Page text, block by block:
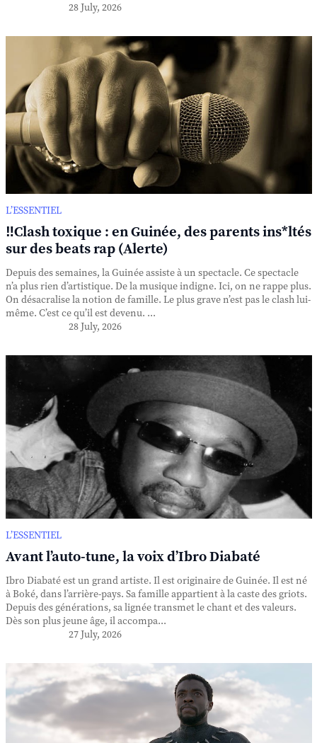
28 July, 2026
L’ESSENTIEL
‼️Clash toxique : en Guinée, des parents ins*ltés
sur des beats rap (Alerte)
Depuis des semaines, la Guinée assiste à un spectacle. Ce spectacle
n’a plus rien d’artistique. De la musique indigne. Ici, on ne rappe plus.
On désacralise la notion de famille. Le plus grave n’est pas le clash lui-
même. C’est ce qu’il est devenu. ...
28 July, 2026
L’ESSENTIEL
Avant l’auto-tune, la voix d’Ibro Diabaté
Ibro Diabaté est un grand artiste. Il est originaire de Guinée. Il est né
à Boké, dans l’arrière-pays. Sa famille appartient à la caste des griots.
Depuis des générations, sa lignée transmet le chant et des valeurs.
Dès son plus jeune âge, il accompa...
27 July, 2026